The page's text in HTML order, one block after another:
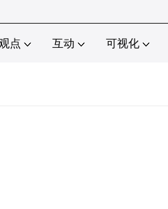
点 互动 可视化